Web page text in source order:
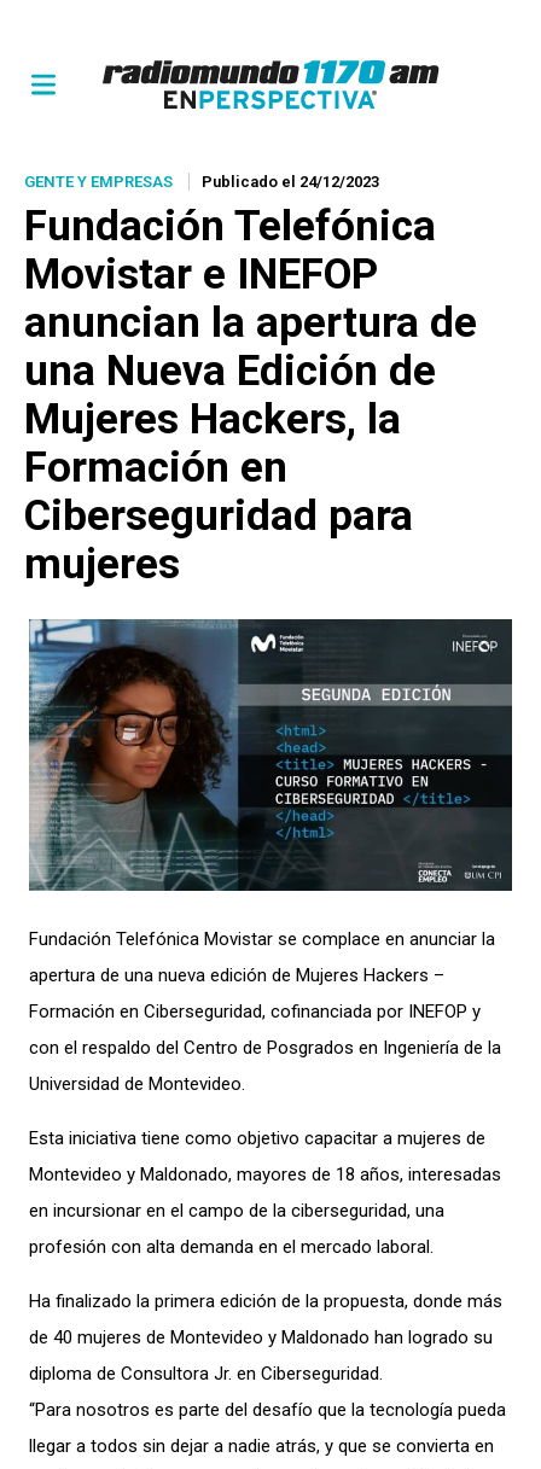
GENTE Y EMPRESAS Publicado el 24/12/2023
Fundación Telefónica
Movistar e INEFOP
anuncian la apertura de
una Nueva Edición de
Mujeres Hackers, la
Formación en
Ciberseguridad para
mujeres
Fundación Telefónica Movistar se complace en anunciar la
apertura de una nueva edición de Mujeres Hackers –
Formación en Ciberseguridad, cofinanciada por INEFOP y
con el respaldo del Centro de Posgrados en Ingeniería de la
Universidad de Montevideo.
Esta iniciativa tiene como objetivo capacitar a mujeres de
Montevideo y Maldonado, mayores de 18 años, interesadas
en incursionar en el campo de la ciberseguridad, una
profesión con alta demanda en el mercado laboral.
Ha finalizado la primera edición de la propuesta, donde más
de 40 mujeres de Montevideo y Maldonado han logrado su
diploma de Consultora Jr. en Ciberseguridad.
“Para nosotros es parte del desafío que la tecnología pueda
llegar a todos sin dejar a nadie atrás, y que se convierta en